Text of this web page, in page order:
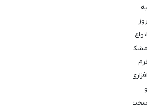
به
روز
انواع
مشکلات
نرم
افزاری
و
سخت